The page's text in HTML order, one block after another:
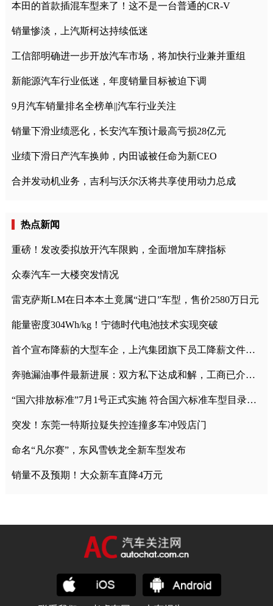
本田的首款插混车型来了！这不是一台普通的CR-V
销量惨淡，上汽斯柯达持续低迷
工信部明确进一步开放汽车市场，将加快行业兼并重组
新能源汽车行业低迷，年度销量目标被迫下调
9月汽车销量排名全榜单||汽车行业关注
销量下滑业绩恶化，长安汽车预计最高亏损28亿元
业绩下滑日产汽车换帅，内田诚被任命为新CEO
合并发动机业务，吉利与沃尔沃将共享使用动力总成
热点新闻
重磅！发改委拟放开汽车限购，全面增加车牌指标
众泰汽车一大楼突发情况
雷克萨斯LM在日本本土竟属“进口”车型，售价2580万日元
能量密度304Wh/kg！宁德时代电池技术实现突破
首个宣布降薪的大型车企，上汽集团旗下员工降薪文件曝光
奔驰漏油事件最新进展：双方私下达成和解，工商已介入调查
“国六排放标准”7月1号正式实施 符合国六标准车型目录一览
突发！东莞一特斯拉疑失控连撞多车冲毁店门
命名“凡尔赛”，东风雪铁龙全新车型发布
销量不及预期！大众新车直降4万元